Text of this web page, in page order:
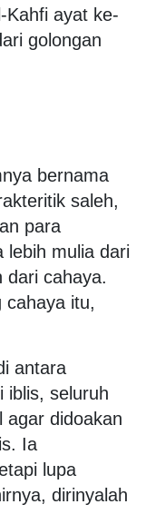
Kahfi ayat ke-
golongan
bernama
saleh,
para
lebih mulia dari
dari cahaya.
cahaya itu,
antara
iblis, seluruh
agar didoakan
Ia
lupa
dirinyalah